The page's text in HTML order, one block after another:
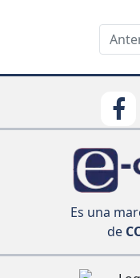
Es una
de